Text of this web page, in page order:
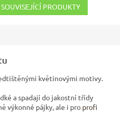
PRODUKTY
květinovými motivy.
a spadají do jakostní třídy
výkonné pájky, ale i pro profi